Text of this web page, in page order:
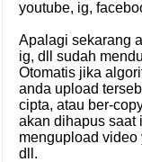
youtube, ig,
Apalagi sekarang
ig, dll sudah
Otomatis jika
anda upload
cipta, atau ber-
akan dihapus saat
mengupload video
dll.